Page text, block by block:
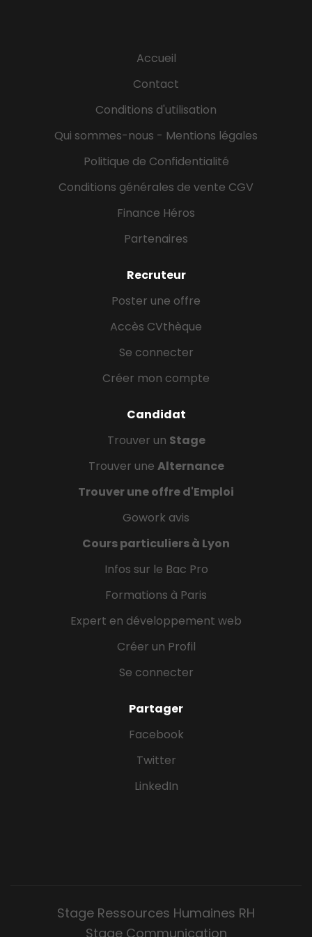
avez le sens du service, vous aimez le contact
client et le monde de l’automobile ? Le métier de
relation entre l’atelier et les...
Accueil
Contact
Conditions d'utilisation
Qui sommes-nous - Mentions légales
Politique de Confidentialité
Conditions générales de vente CGV
Finance Héros
Partenaires
Recruteur
Poster une offre
Accès CVthèque
Se connecter
Créer mon compte
Candidat
Trouver un Stage
Trouver une Alternance
Trouver une offre d'Emploi
Gowork avis
Cours particuliers à Lyon
Infos sur le Bac Pro
Formations à Paris
Expert en développement web
Créer un Profil
Se connecter
Partager
Facebook
Twitter
LinkedIn
Stage Ressources Humaines RH
Stage Communication